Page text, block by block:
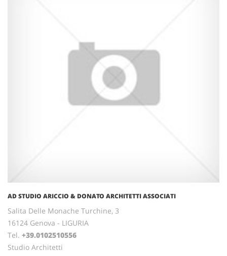
AD STUDIO ARICCIO & DONATO ARCHITETTI ASSOCIATI
Salita Delle Monache Turchine, 3
16124 Genova - LIGURIA
Tel. +39.0102510556
Studio Architetti